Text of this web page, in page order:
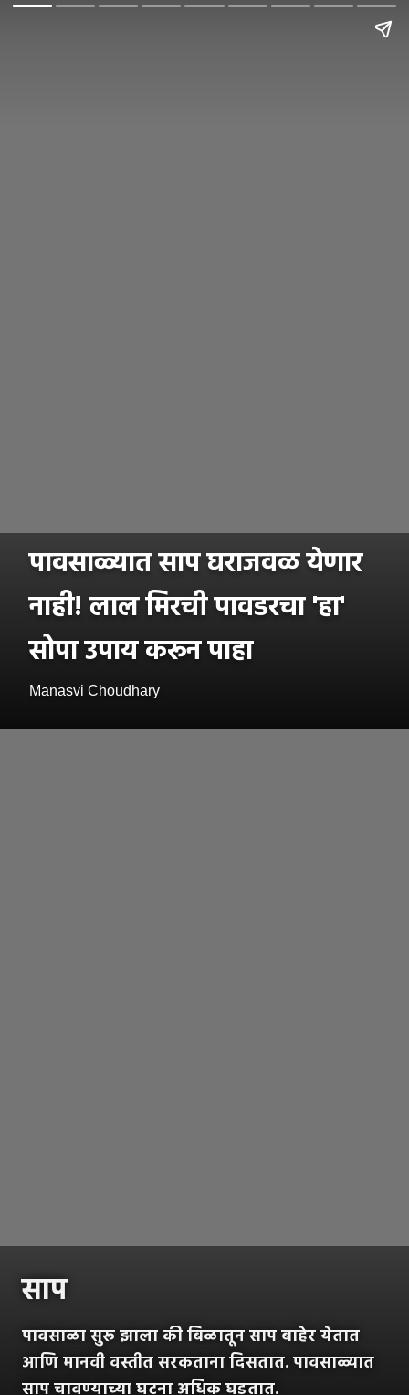
पावसाळ्यात साप घराजवळ येणार
नाही! लाल मिरची पावडरचा 'हा'
सोपा उपाय करून पाहा
Manasvi Choudhary
साप
पावसाळा सुरू झाला की बिळातून साप बाहेर येतात
आणि मानवी वस्तीत सरकताना दिसतात. पावसाळ्यात